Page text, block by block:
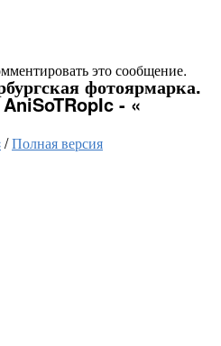
это сообщение.
фотоярмарка.
- «
/Полная версия